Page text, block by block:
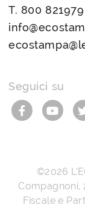
T. 800 821979
Seguici su
©2026
Compagnoni,
Fiscale e